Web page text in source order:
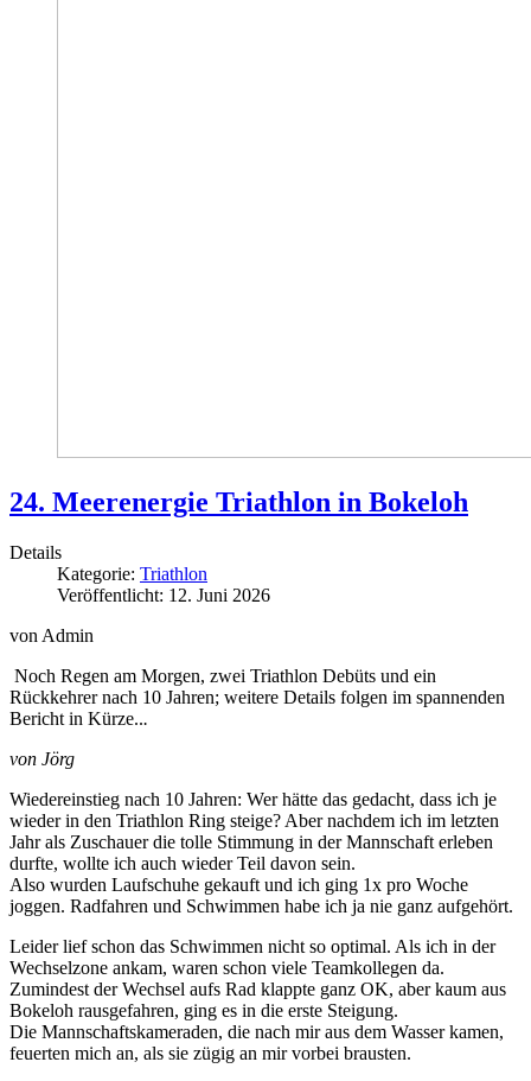
24. Meerenergie Triathlon in Bokeloh
Details
Kategorie: Triathlon
Veröffentlicht: 12. Juni 2026
von Admin
Noch Regen am Morgen, zwei Triathlon Debüts und ein
Rückkehrer nach 10 Jahren; weitere Details folgen im spannenden
Bericht in Kürze...
von Jörg
Wiedereinstieg nach 10 Jahren: Wer hätte das gedacht, dass ich je
wieder in den Triathlon Ring steige? Aber nachdem ich im letzten
Jahr als Zuschauer die tolle Stimmung in der Mannschaft erleben
durfte, wollte ich auch wieder Teil davon sein.
Also wurden Laufschuhe gekauft und ich ging 1x pro Woche
joggen. Radfahren und Schwimmen habe ich ja nie ganz aufgehört.
Leider lief schon das Schwimmen nicht so optimal. Als ich in der
Wechselzone ankam, waren schon viele Teamkollegen da.
Zumindest der Wechsel aufs Rad klappte ganz OK, aber kaum aus
Bokeloh rausgefahren, ging es in die erste Steigung.
Die Mannschaftskameraden, die nach mir aus dem Wasser kamen,
feuerten mich an, als sie zügig an mir vorbei brausten.